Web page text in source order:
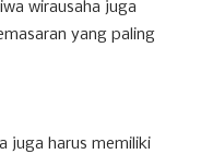
wirausaha juga
yang paling
juga harus memiliki